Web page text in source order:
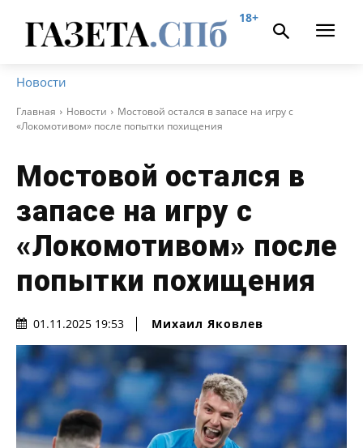
18+
Новости
Главная Новости
Мостовой остался в запасе на игру с
«Локомотивом» после попытки похищения
Мостовой остался в
запасе на игру с
«Локомотивом» после
попытки похищения
01.11.2025 19:53 Михаил Яковлев